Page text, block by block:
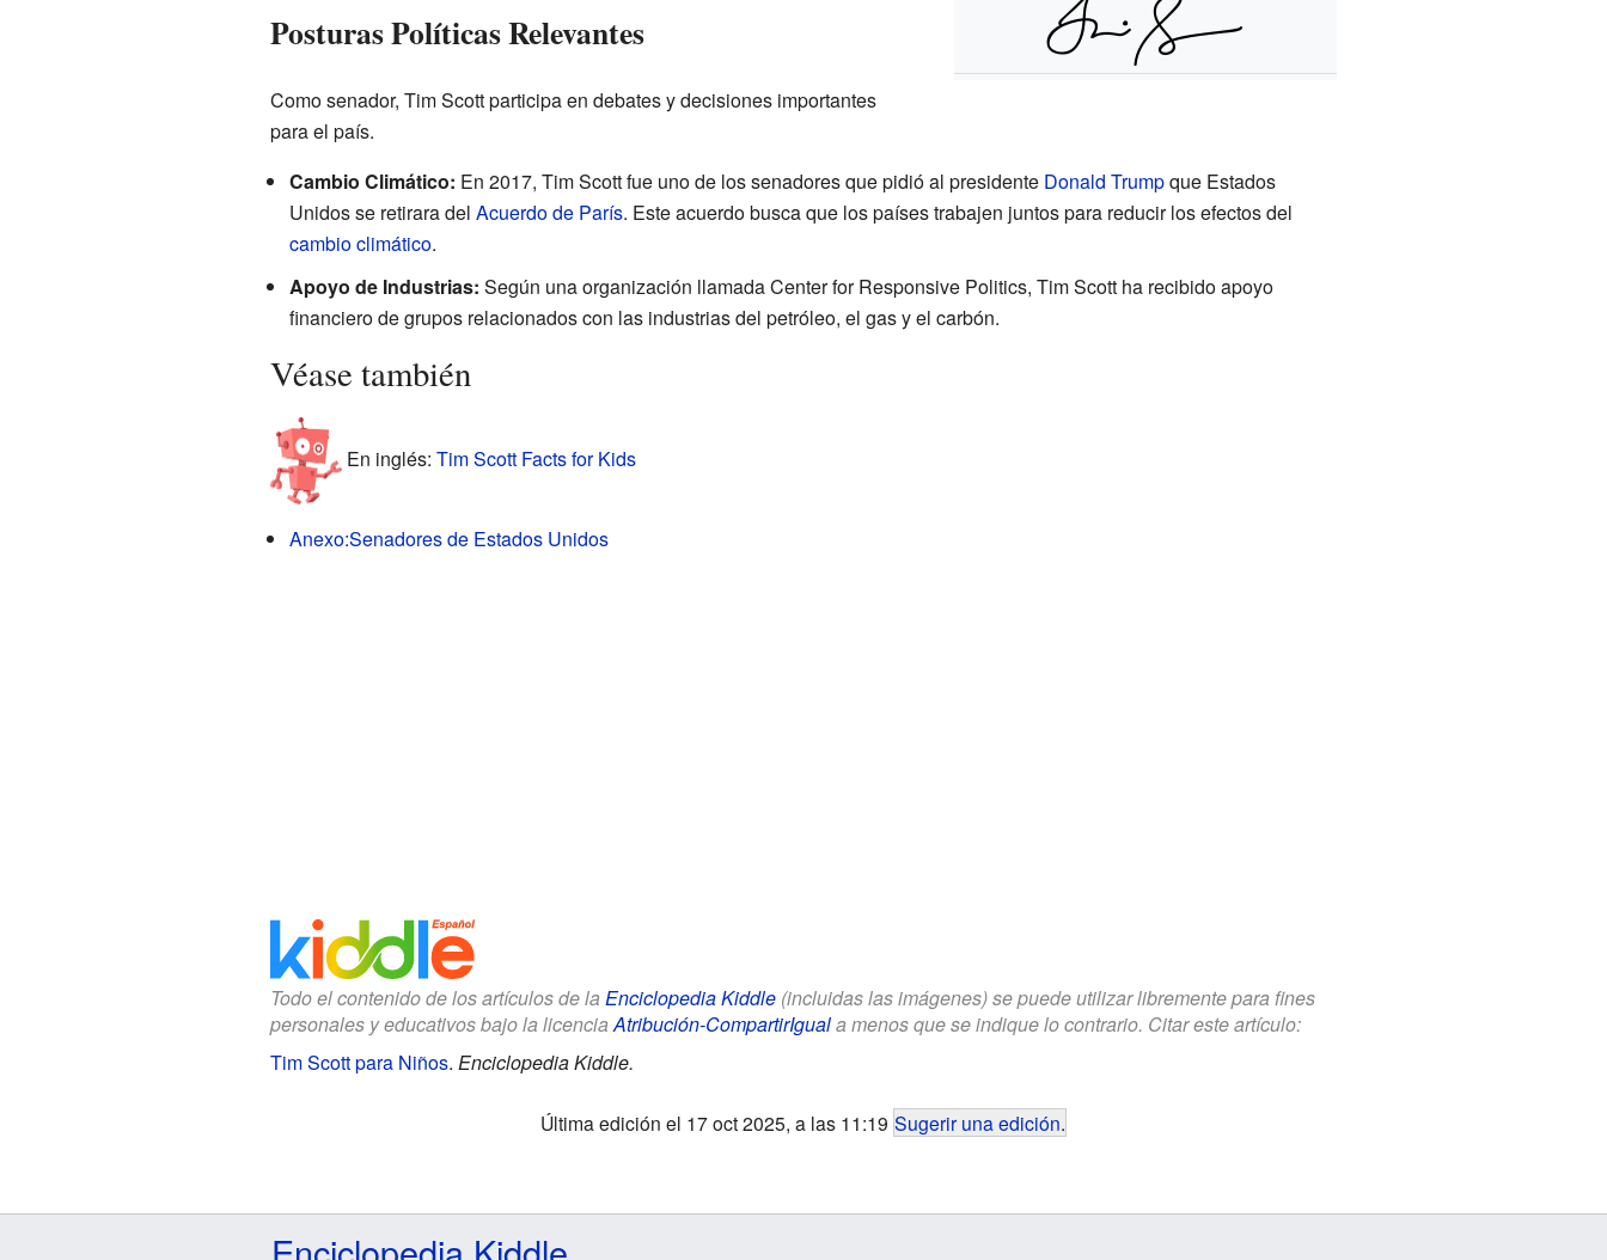
Posturas Políticas Relevantes
Como senador, Tim Scott participa en debates y decisiones importantes
para el país.
Cambio Climático: En 2017, Tim Scott fue uno de los senadores que pidió al presidente Donald Trumpque Estados
Unidos se retirara del Acuerdo de París. Este acuerdo busca que los países trabajen juntos para reducir los efectos del
cambio climático.
Apoyo de Industrias: Según una organización llamada Center for Responsive Politics, Tim Scott ha recibido apoyo
financiero de grupos relacionados con las industrias del petróleo, el gas y el carbón.
Véase también
En inglés: Tim Scott Facts for Kids
Anexo:Senadores de Estados Unidos
Todo el contenido de los artículos de la Enciclopedia Kiddle(incluidas las imágenes) se puede utilizar libremente para fines
personales y educativos bajo la licenciaAtribución-CompartirIguala menos que se indique lo contrario. Citar este artículo:
Tim Scott para Niños. Enciclopedia Kiddle.
Última edición el 17 oct 2025, a las 11:19 Sugerir una edición.